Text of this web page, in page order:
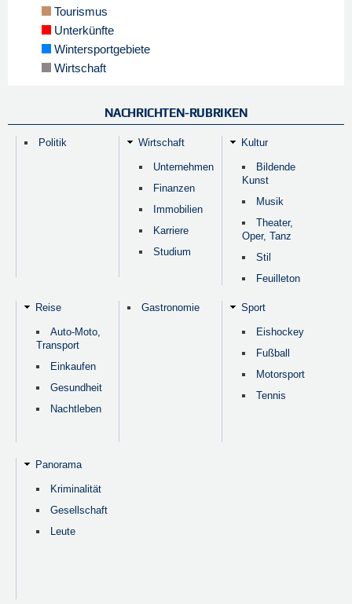
Tourismus
Unterkünfte
Wintersportgebiete
Wirtschaft
NACHRICHTEN-RUBRIKEN
Politik Wirtschaft
Unternehmen
Finanzen
Immobilien
Karriere
Studium
Kultur
Bildende
Kunst
Musik
Theater,
Oper, Tanz
Stil
Feuilleton
Reise
Auto-Moto,
Transport
Einkaufen
Gesundheit
Nachtleben
Gastronomie Sport
Eishockey
Fußball
Motorsport
Tennis
Panorama
Kriminalität
Gesellschaft
Leute